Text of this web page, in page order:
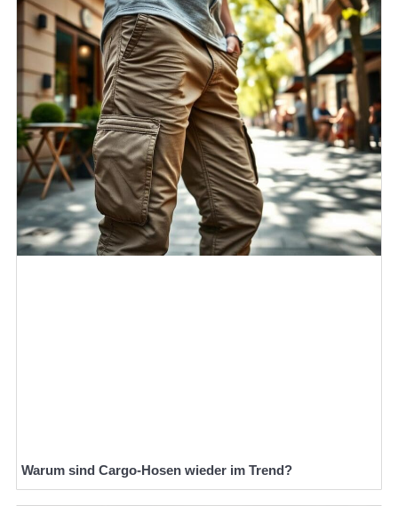
Warum sind Cargo-Hosen wieder im Trend?